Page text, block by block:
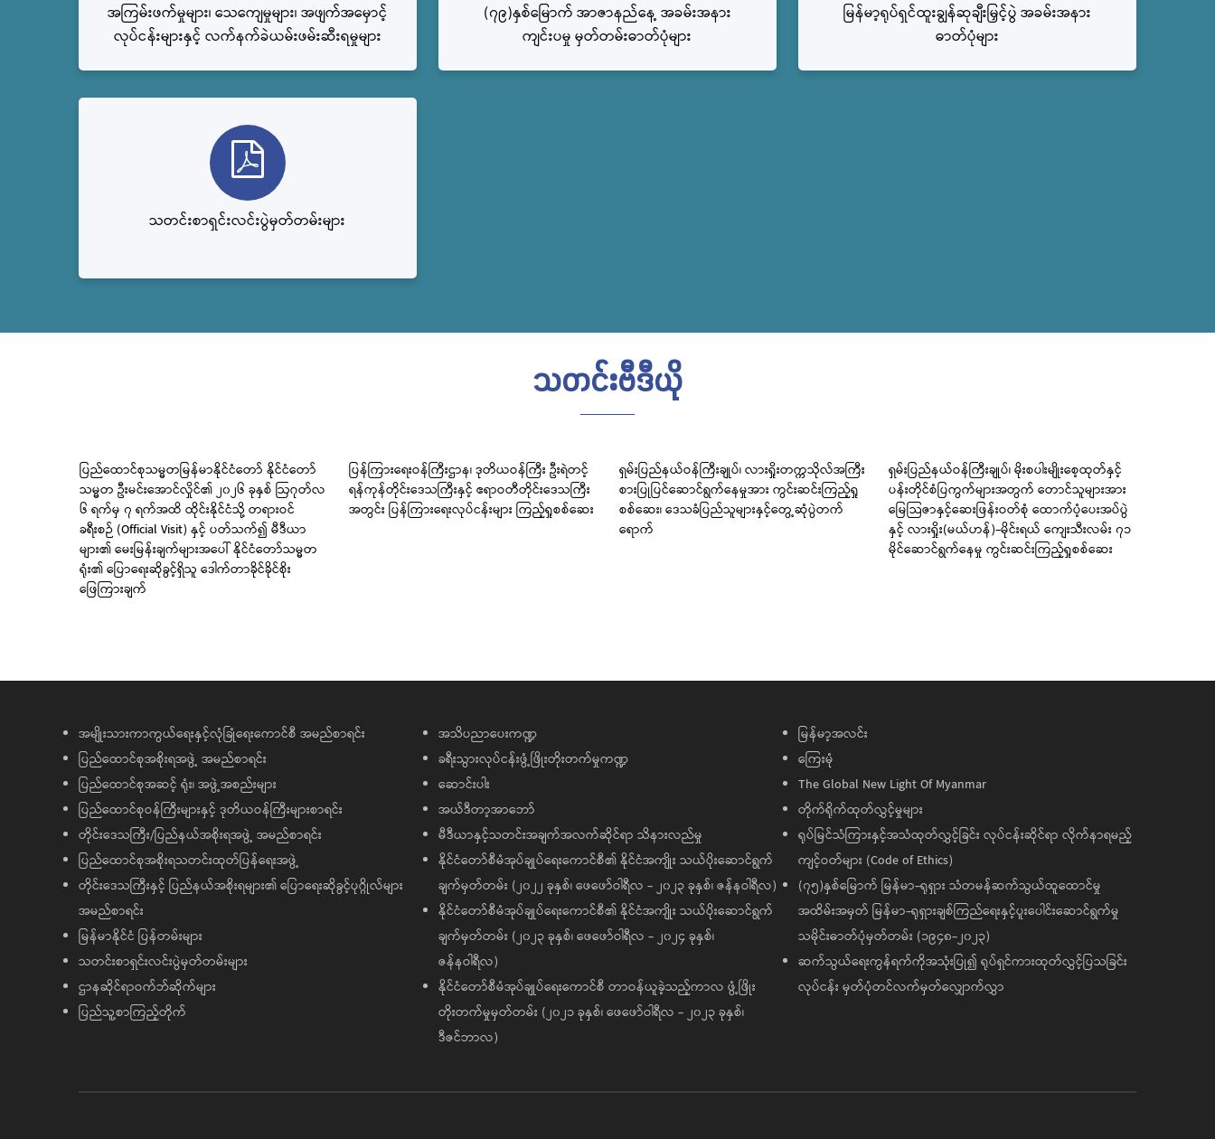
အကြမ်းဖက်မှုများ၊ သေကျေမှုများ၊ အဖျက်အမှောင့်
လုပ်ငန်းများနှင့် လက်နက်ခဲယမ်းဖမ်းဆီးရမှုများ
(၇၉)နှစ်မြောက် အာဇာနည်နေ့ အခမ်းအနား
ကျင်းပမှု မှတ်တမ်းဓာတ်ပုံများ
မြန်မာ့ရုပ်ရှင်ထူးချွန်ဆုချီးမြှင့်ပွဲ အခမ်းအနား
ဓာတ်ပုံများ
သတင်းစာရှင်းလင်းပွဲမှတ်တမ်းများ
သတင်းဗီဒီယို
ပြည်ထောင်စုသမ္မတမြန်မာနိုင်ငံတော် နိုင်ငံတော်
သမ္မတ ဦးမင်းအောင်လှိုင်၏ ၂၀၂၆ ခုနှစ် ဩဂုတ်လ
၆ ရက်မှ ၇ ရက်အထိ ထိုင်းနိုင်ငံသို့ တရားဝင်
ခရီးစဉ် (Official Visit) နှင့် ပတ်သက်၍ မီဒီယာ
များ၏ မေးမြန်းချက်များအပေါ် နိုင်ငံတော်သမ္မတ
ရုံး၏ ပြောရေးဆိုခွင့်ရှိသူ ဒေါက်တာခိုင်ခိုင်စိုး
ဖြေကြားချက်
ပြန်ကြားရေးဝန်ကြီးဌာန၊ ဒုတိယဝန်ကြီး ဦးရဲတင့်
ရန်ကုန်တိုင်းဒေသကြီးနှင့် ဧရာဝတီတိုင်းဒေသကြီး
အတွင်း ပြန်ကြားရေးလုပ်ငန်းများ ကြည့်ရှုစစ်ဆေး
ရှမ်းပြည်နယ်ဝန်ကြီးချုပ်၊ လားရှိုးတက္ကသိုလ်အကြီး
စားပြုပြင်ဆောင်ရွက်နေမှုအား ကွင်းဆင်းကြည့်ရှု
စစ်ဆေး၊ ဒေသခံပြည်သူများနှင့်တွေ့ဆုံပွဲတက်
ရောက်
ရှမ်းပြည်နယ်ဝန်ကြီးချုပ်၊ မိုးစပါးမျိုးစေ့ထုတ်နှင့်
ပန်းတိုင်စံပြကွက်များအတွက် တောင်သူများအား
မြေသြဇာနှင့်ဆေးဖြန်းဝတ်စုံ ထောက်ပံ့ပေးအပ်ပွဲ
နှင့် လားရှိုး(မယ်ဟန်)-မိုင်းရယ် ကျေးသီးလမ်း ၇၁
မိုင်ဆောင်ရွက်နေမှု ကွင်းဆင်းကြည့်ရှုစစ်ဆေး
အမျိုးသားကာကွယ်ရေးနှင့်လုံခြုံရေးကောင်စီ အမည်စာရင်း
ပြည်ထောင်စုအစိုးရအဖွဲ့ အမည်စာရင်း
ပြည်ထောင်စုအဆင့် ရုံး၊ အဖွဲ့အစည်းများ
ပြည်ထောင်စုဝန်ကြီးများနှင့် ဒုတိယဝန်ကြီးများစာရင်း
တိုင်းဒေသကြီး/ပြည်နယ်အစိုးရအဖွဲ့ အမည်စာရင်း
ပြည်ထောင်စုအစိုးရသတင်းထုတ်ပြန်ရေးအဖွဲ့
တိုင်းဒေသကြီးနှင့် ပြည်နယ်အစိုးရများ၏ ပြောရေးဆိုခွင့်ပုဂ္ဂိုလ်များ
အမည်စာရင်း
မြန်မာနိုင်ငံ ပြန်တမ်းများ
သတင်းစာရှင်းလင်းပွဲမှတ်တမ်းများ
ဌာနဆိုင်ရာဝက်ဘ်ဆိုက်များ
ပြည်သူ့စာကြည့်တိုက်
အသိပညာပေးကဏ္ဍ
ခရီးသွားလုပ်ငန်းဖွံ့ဖြိုးတိုးတက်မှုကဏ္ဍ
ဆောင်းပါး
အယ်ဒီတာ့အာဘော်
မီဒီယာနှင့်သတင်းအချက်အလက်ဆိုင်ရာ သိနားလည်မှု
နိုင်ငံတော်စီမံအုပ်ချုပ်ရေးကောင်စီ၏ နိုင်ငံအကျိုး သယ်ပိုးဆောင်ရွက်
ချက်မှတ်တမ်း (၂၀၂၂ ခုနှစ်၊ ဖေဖော်ဝါရီလ - ၂၀၂၃ ခုနှစ်၊ ဇန်နဝါရီလ)
နိုင်ငံတော်စီမံအုပ်ချုပ်ရေးကောင်စီ၏ နိုင်ငံအကျိုး သယ်ပိုးဆောင်ရွက်
ချက်မှတ်တမ်း (၂၀၂၃ ခုနှစ်၊ ဖေဖော်ဝါရီလ - ၂၀၂၄ ခုနှစ်၊
ဇန်နဝါရီလ)
နိုင်ငံတော်စီမံအုပ်ချုပ်ရေးကောင်စီ တာဝန်ယူခဲ့သည့်ကာလ ဖွံ့ဖြိုး
တိုးတက်မှုမှတ်တမ်း (၂၀၂၁ ခုနှစ်၊ ဖေဖော်ဝါရီလ - ၂၀၂၃ ခုနှစ်၊
ဒီဇင်ဘာလ)
မြန်မာ့အလင်း
ကြေးမုံ
The Global New Light Of Myanmar
တိုက်ရိုက်ထုတ်လွှင့်မှုများ
ရုပ်မြင်သံကြားနှင့်အသံထုတ်လွှင့်ခြင်း လုပ်ငန်းဆိုင်ရာ လိုက်နာရမည့်
ကျင့်ဝတ်များ (Code of Ethics)
(၇၅)နှစ်မြောက် မြန်မာ-ရုရှား သံတမန်ဆက်သွယ်ထူထောင်မှု
အထိမ်းအမှတ် မြန်မာ-ရုရှားချစ်ကြည်ရေးနှင့်ပူးပေါင်းဆောင်ရွက်မှု
သမိုင်းဓာတ်ပုံမှတ်တမ်း (၁၉၄၈-၂၀၂၃)
ဆက်သွယ်ရေးကွန်ရက်ကိုအသုံးပြု၍ ရုပ်ရှင်ကားထုတ်လွှင့်ပြသခြင်း
လုပ်ငန်း မှတ်ပုံတင်လက်မှတ်လျှောက်လွှာ